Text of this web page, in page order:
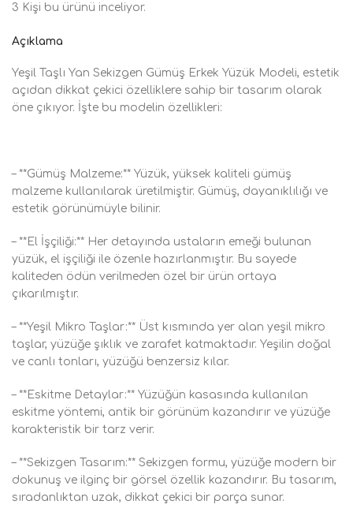
3 Kişi bu ürünü inceliyor.
Açıklama
Yeşil Taşlı Yan Sekizgen Gümüş Erkek Yüzük Modeli, estetik
açıdan dikkat çekici özelliklere sahip bir tasarım olarak
öne çıkıyor. İşte bu modelin özellikleri:
– **Gümüş Malzeme:** Yüzük, yüksek kaliteli gümüş
malzeme kullanılarak üretilmiştir. Gümüş, dayanıklılığı ve
estetik görünümüyle bilinir.
– **El İşçiliği:** Her detayında ustaların emeği bulunan
yüzük, el işçiliği ile özenle hazırlanmıştır. Bu sayede
kaliteden ödün verilmeden özel bir ürün ortaya
çıkarılmıştır.
– **Yeşil Mikro Taşlar:** Üst kısmında yer alan yeşil mikro
taşlar, yüzüğe şıklık ve zarafet katmaktadır. Yeşilin doğal
ve canlı tonları, yüzüğü benzersiz kılar.
– **Eskitme Detaylar:** Yüzüğün kasasında kullanılan
eskitme yöntemi, antik bir görünüm kazandırır ve yüzüğe
karakteristik bir tarz verir.
– **Sekizgen Tasarım:** Sekizgen formu, yüzüğe modern bir
dokunuş ve ilginç bir görsel özellik kazandırır. Bu tasarım,
sıradanlıktan uzak, dikkat çekici bir parça sunar.